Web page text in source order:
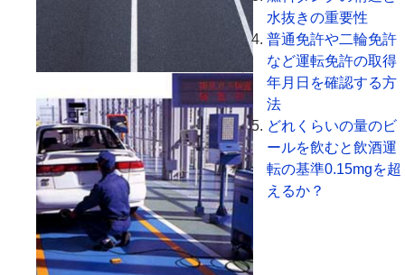
水抜きの重要性
普通免許や二輪免許
など運転免許の取得
年月日を確認する方
法
どれくらいの量のビ
ールを飲むと飲酒運
転の基準0.15mgを超
えるか？